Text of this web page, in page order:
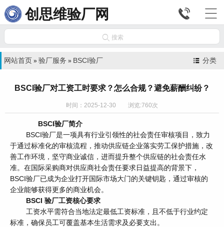
创思维验厂网 

 搜索
分类
网站首页 » 验厂服务 » BSCI验厂
BSCI验厂对工资工时要求？怎么合规？避免薪酬纠纷？
时间：2025-12-30 浏览:760次
BSCI验厂简介
BSCI验厂是一项具有行业引领性的社会责任审核项目，致力
于通过标准化的审核流程，推动供应链企业落实劳工保护措施，改
善工作环境，坚守商业诚信，进而提升整个供应链的社会责任水
准。在国际采购商对供应商社会责任要求日益提高的背景下，
BSCI验厂已成为企业打开国际市场大门的关键钥匙，通过审核的
企业能够获得更多的商业机会。
BSCI 验厂工资核心要求
工资水平需符合当地法定最低工资标准，且不低于行业约定
标准，确保员工可覆盖基本生活需求及必要支出。